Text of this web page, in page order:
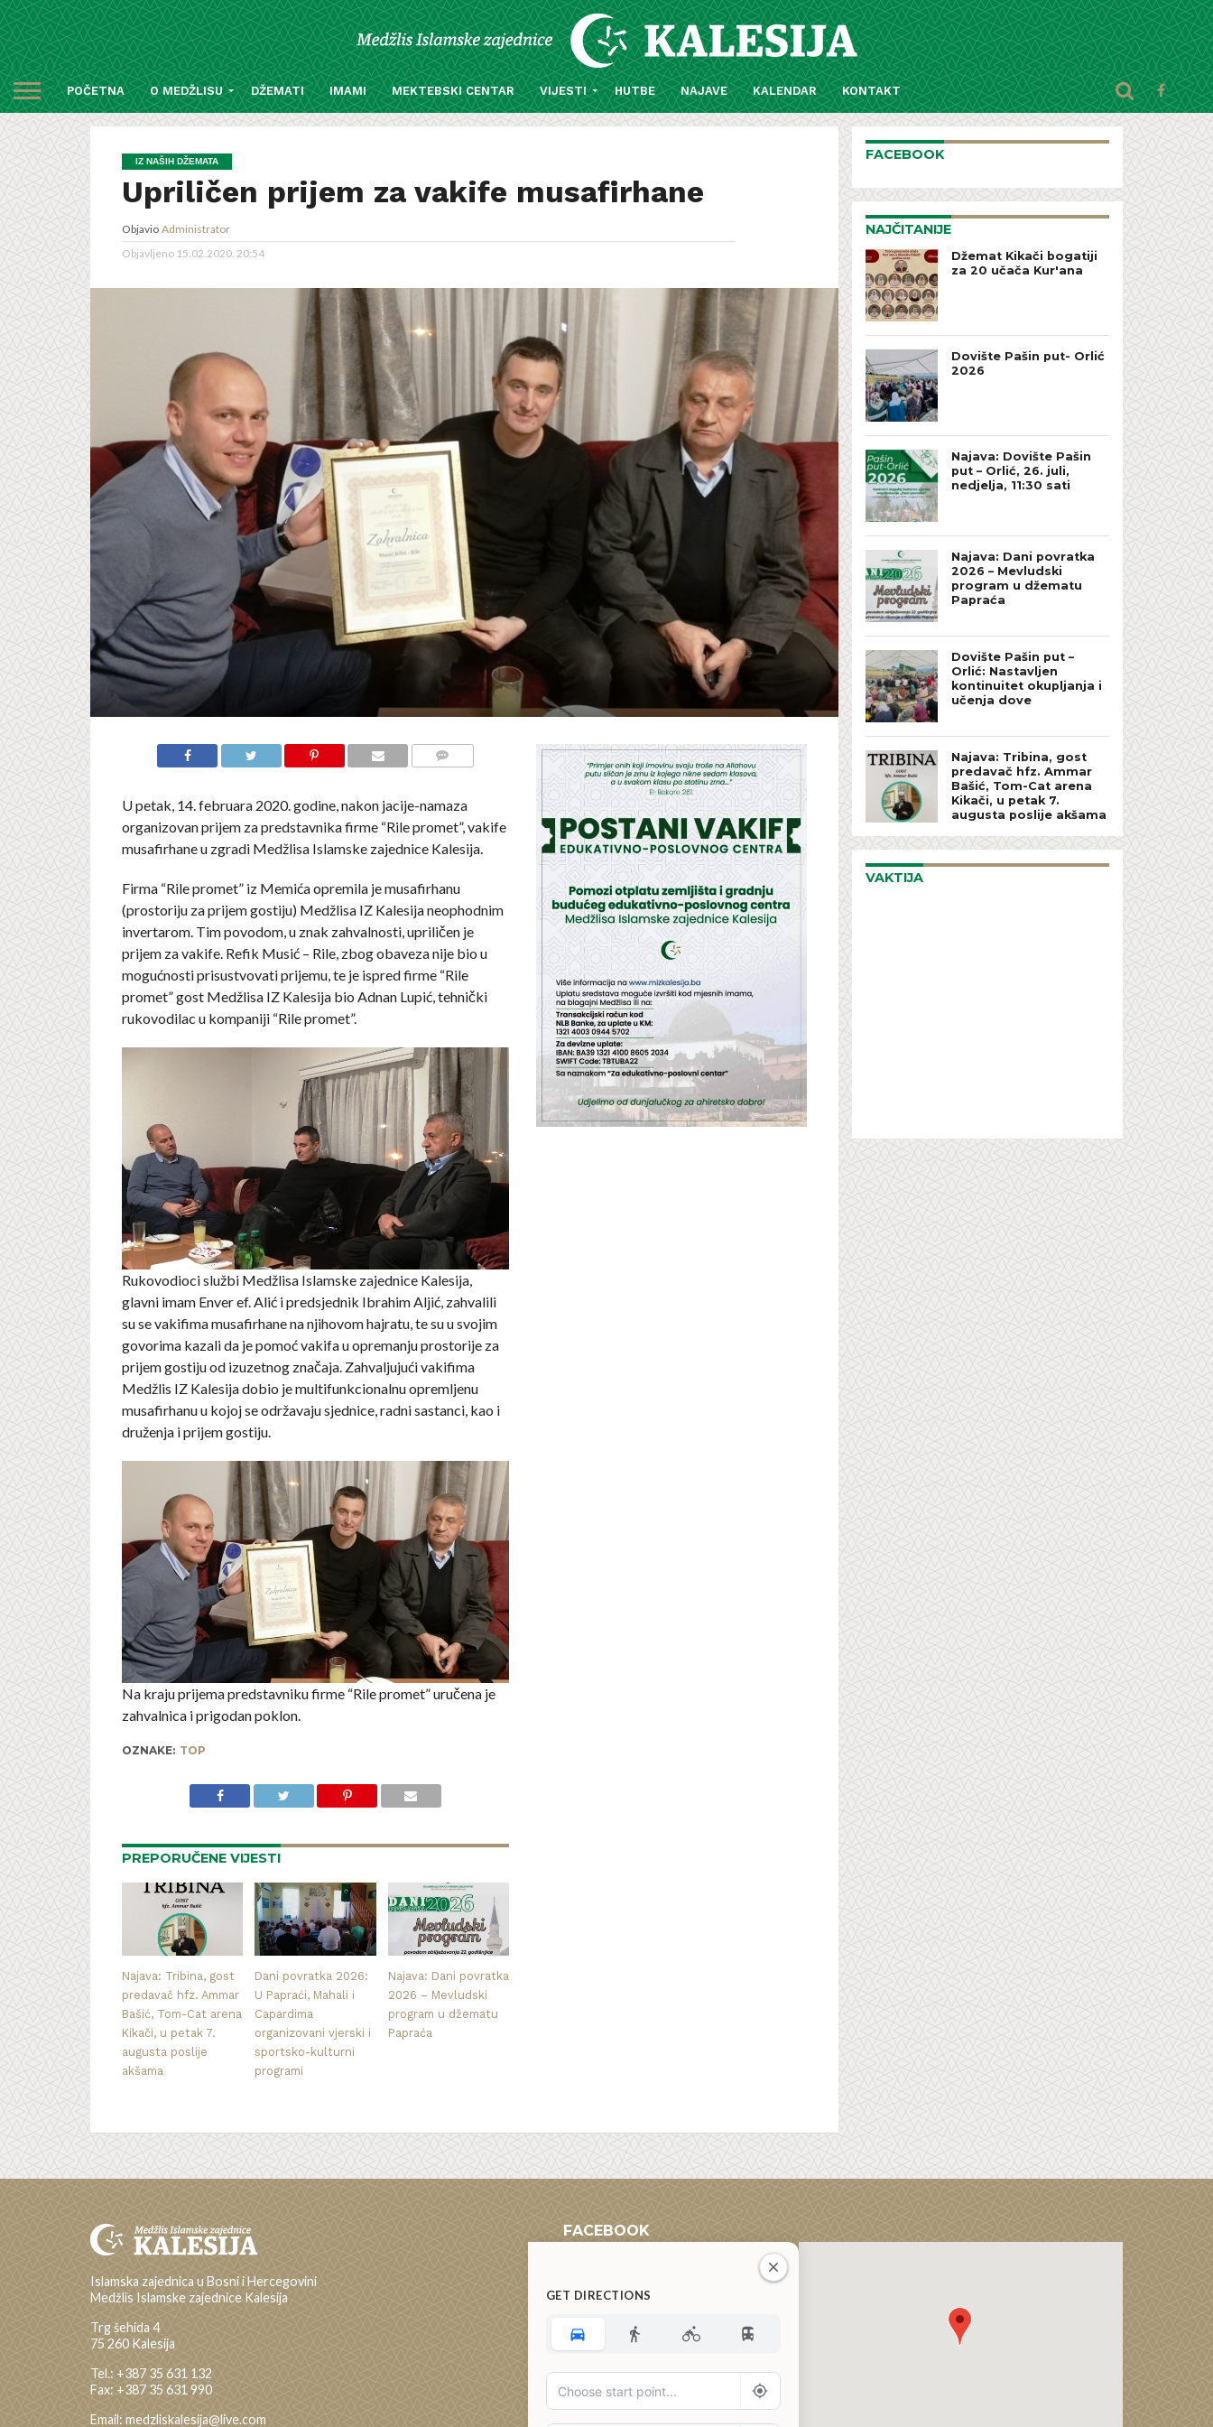
POČETNA O MEDŽLISU DŽEMATI IMAMI MEKTEBSKI CENTAR VIJESTI HUTBE NAJAVE KALENDAR KONTAKT
IZ NAŠIH DŽEMATA
Upriličen prijem za vakife musafirhane
Objavio Administrator
Objavljeno 15.02.2020. 20:54
U petak, 14. februara 2020. godine, nakon jacije-namaza
organizovan prijem za predstavnika firme “Rile promet”, vakife
musafirhane u zgradi Medžlisa Islamske zajednice Kalesija.
Firma “Rile promet” iz Memića opremila je musafirhanu
(prostoriju za prijem gostiju) Medžlisa IZ Kalesija neophodnim
invertarom. Tim povodom, u znak zahvalnosti, upriličen je
prijem za vakife. Refik Musić – Rile, zbog obaveza nije bio u
mogućnosti prisustvovati prijemu, te je ispred firme “Rile
promet” gost Medžlisa IZ Kalesija bio Adnan Lupić, tehnički
rukovodilac u kompaniji “Rile promet”.
Rukovodioci službi Medžlisa Islamske zajednice Kalesija,
glavni imam Enver ef. Alić i predsjednik Ibrahim Aljić, zahvalili
su se vakifima musafirhane na njihovom hajratu, te su u svojim
govorima kazali da je pomoć vakifa u opremanju prostorije za
prijem gostiju od izuzetnog značaja. Zahvaljujući vakifima
Medžlis IZ Kalesija dobio je multifunkcionalnu opremljenu
musafirhanu u kojoj se održavaju sjednice, radni sastanci, kao i
druženja i prijem gostiju.
Na kraju prijema predstavniku firme “Rile promet” uručena je
zahvalnica i prigodan poklon.
OZNAKE: TOP
PREPORUČENE VIJESTI
Najava: Tribina, gost
predavač hfz. Ammar
Bašić, Tom-Cat arena
Kikači, u petak 7.
augusta poslije
akšama
Dani povratka 2026:
U Papraći, Mahali i
Capardima
organizovani vjerski i
sportsko-kulturni
programi
Najava: Dani povratka
2026 – Mevludski
program u džematu
Papraća
FACEBOOK
NAJČITANIJE
Džemat Kikači bogatiji
za 20 učača Kur'ana
Dovište Pašin put- Orlić
2026
Najava: Dovište Pašin
put – Orlić, 26. juli,
nedjelja, 11:30 sati
Najava: Dani povratka
2026 – Mevludski
program u džematu
Papraća
Dovište Pašin put –
Orlić: Nastavljen
kontinuitet okupljanja i
učenja dove
Najava: Tribina, gost
predavač hfz. Ammar
Bašić, Tom-Cat arena
Kikači, u petak 7.
augusta poslije akšama
VAKTIJA
Islamska zajednica u Bosni i Hercegovini
Medžlis Islamske zajednice Kalesija
Trg šehida 4
75 260 Kalesija
Tel.: +387 35 631 132
Fax: +387 35 631 990
Email: medzliskalesija@live.com
FACEBOOK
GET DIRECTIONS